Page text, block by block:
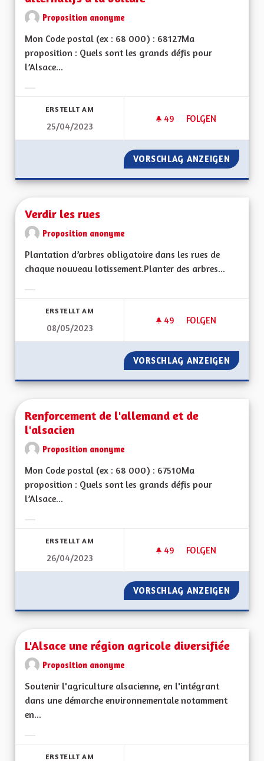
Proposition anonyme
Mon Code postal (ex : 68 000) : 68127Ma
proposition : Quels sont les grands défis pour
l’Alsace...
ERSTELLT AM
25/04/2023
49 49 FOLLOWER
FOLGEN
DÉVELOPPEMENT
VORSCHLAG ANZEIGEN
Verdir les rues
Proposition anonyme
Plantation d’arbres obligatoire dans les rues de
chaque nouveau lotissement.Planter des arbres...
ERSTELLT AM
08/05/2023
49 49 FOLLOWER
FOLGEN
VERDIR LES RUES
VORSCHLAG ANZEIGEN
Renforcement de l'allemand et de
l'alsacien
Proposition anonyme
Mon Code postal (ex : 68 000) : 67510Ma
proposition : Quels sont les grands défis pour
l’Alsace...
ERSTELLT AM
26/04/2023
49 49 FOLLOWER
FOLGEN
RENFORCEMENT
VORSCHLAG ANZEIGEN
L'Alsace une région agricole diversifiée
Proposition anonyme
Soutenir l'agriculture alsacienne, en l'intégrant
dans une démarche environnementale notamment
en...
ERSTELLT AM